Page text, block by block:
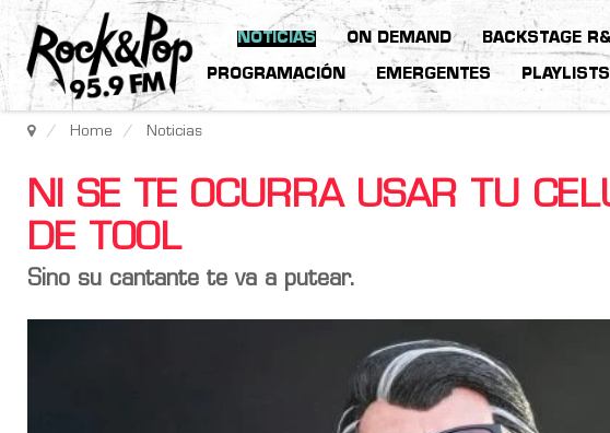
NOTICIAS ON DEMAND BACKSTAGE
PROGRAMACIÓN EMERGENTES PLAYLISTS
Home Noticias
NI SE TE OCURRA USAR TU
DE TOOL
Sino su cantante te va a putear.